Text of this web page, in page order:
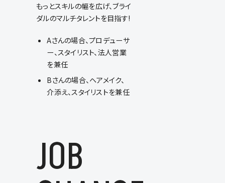
もっとスキルの幅を広げ、ブライ
ダルのマルチタレントを目指す!
Aさんの場合、プロデューサ
ー、スタイリスト、法人営業
を兼任
Bさんの場合、ヘアメイク、
介添え、スタイリストを兼任
JOB